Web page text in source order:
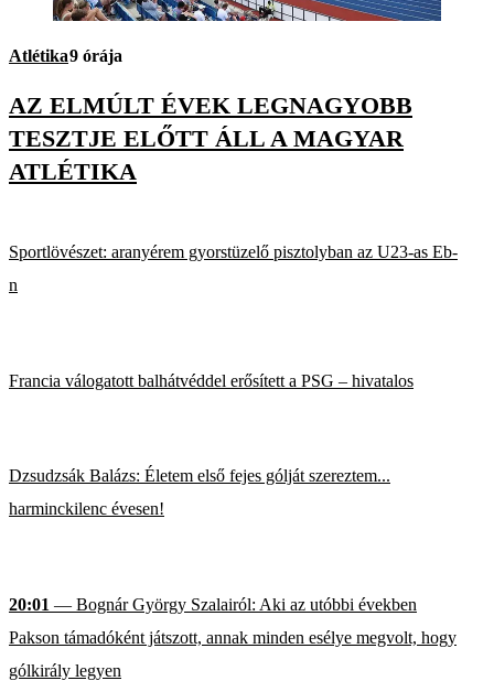
Atlétika9 órája
AZ ELMÚLT ÉVEK LEGNAGYOBB
TESZTJE ELŐTT ÁLL A MAGYAR
ATLÉTIKA
Sportlövészet: aranyérem gyorstüzelő pisztolyban az U23-as Eb-
n
Francia válogatott balhátvéddel erősített a PSG – hivatalos
Dzsudzsák Balázs: Életem első fejes gólját szereztem...
harminckilenc évesen!
20:01 — Bognár György Szalairól: Aki az utóbbi években
Pakson támadóként játszott, annak minden esélye megvolt, hogy
gólkirály legyen